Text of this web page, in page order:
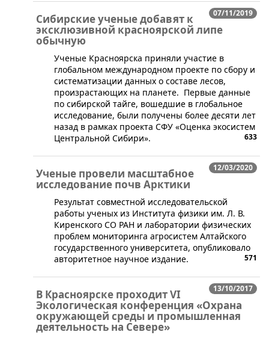
07/11/2019
Сибирские ученые добавят к
эксклюзивной красноярской липе
обычную
Ученые Красноярска приняли участие в
глобальном международном проекте по сбору и
систематизации данных о составе лесов,
произрастающих на планете. Первые данные
по сибирской тайге, вошедшие в глобальное
исследование, были получены более десяти лет
назад в рамках проекта СФУ «Оценка экосистем
Центральной Сибири».
633
12/03/2020
Ученые провели масштабное
исследование почв Арктики
​Результат совместной исследовательской
работы ученых из Института физики им. Л. В.
Киренского СО РАН и лаборатории физических
проблем мониторинга агросистем Алтайского
государственного университета, опубликовало
авторитетное научное издание.
571
13/10/2017
В Красноярске проходит VI
Экологическая конференция «Охрана
окружающей среды и промышленная
деятельность на Севере»